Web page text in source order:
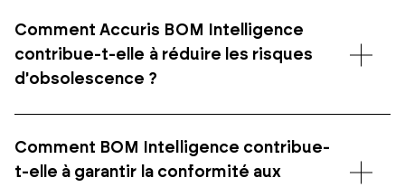
Comment Accuris BOM Intelligence
contribue-t-elle à réduire les risques
d'obsolescence ?
Comment BOM Intelligence contribue-
t-elle à garantir la conformité aux